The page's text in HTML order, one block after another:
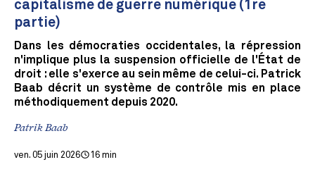
capitalisme de guerre numérique (1re
partie)
Dans les démocraties occidentales, la répression
n'implique plus la suspension officielle de l'État de
droit : elle s'exerce au sein même de celui-ci. Patrick
Baab décrit un système de contrôle mis en place
méthodiquement depuis 2020.
Patrik Baab
ven. 05 juin 2026 16 min